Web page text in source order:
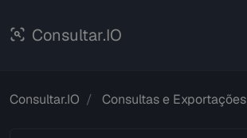
Consultar.IO
Consultar.IO Consultas e Exportações